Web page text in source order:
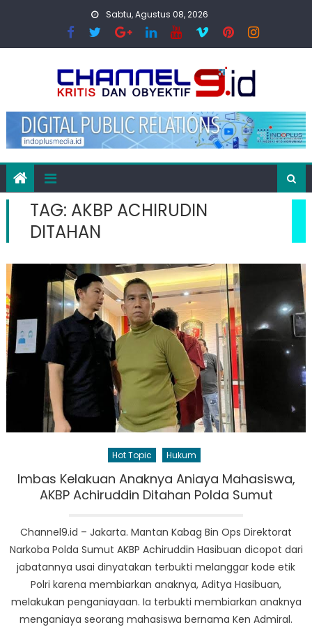
Sabtu, Agustus 08, 2026
TAG: AKBP ACHIRUDIN
DITAHAN
Hot Topic Hukum
Imbas Kelakuan Anaknya Aniaya Mahasiswa,
AKBP Achiruddin Ditahan Polda Sumut
Channel9.id – Jakarta. Mantan Kabag Bin Ops Direktorat
Narkoba Polda Sumut AKBP Achiruddin Hasibuan dicopot dari
jabatannya usai dinyatakan terbukti melanggar kode etik
Polri karena membiarkan anaknya, Aditya Hasibuan,
melakukan penganiayaan. Ia terbukti membiarkan anaknya
menganiaya seorang mahasiswa bernama Ken Admiral.